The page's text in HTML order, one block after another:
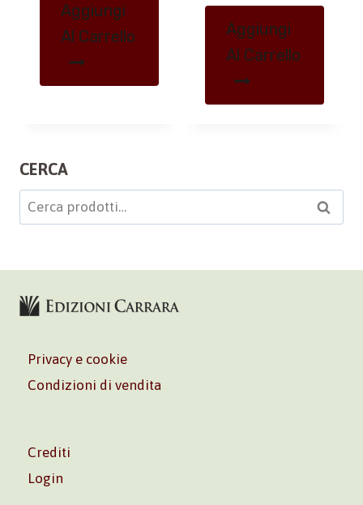
Aggiungi
Al Carrello
Aggiungi
Al Carrello
CERCA
Cerca: Cerca
Privacy e cookie
Condizioni di vendita
Crediti
Login